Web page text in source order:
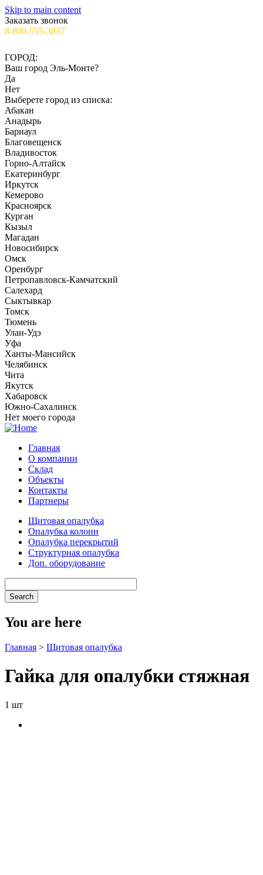
Skip to main content
Заказать звонок
8-800-555-3837
ГОРОД:
Ваш город Эль-Монте?
Да
Нет
Выберете город из списка:
Абакан
Анадырь
Барнаул
Благовещенск
Владивосток
Горно-Алтайск
Екатеринбург
Иркутск
Кемерово
Красноярск
Курган
Кызыл
Магадан
Новосибирск
Омск
Оренбург
Петропавловск-Камчатский
Салехард
Сыктывкар
Томск
Тюмень
Улан-Удэ
Уфа
Ханты-Мансийск
Челябинск
Чита
Якутск
Хабаровск
Южно-Сахалинск
Нет моего города
Главная
О компании
Склад
Объекты
Контакты
Партнеры
Щитовая опалубка
Опалубка колонн
Опалубка перекрытий
Структурная опалубка
Доп. оборудование
You are here
Главная > Щитовая опалубка
Гайка для опалубки стяжная
1 шт